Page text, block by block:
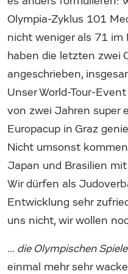
Olympia-Zyklus 101
nicht weniger als 71 im
haben die letzten zwei
angeschrieben,
Unser World-Tour-
von zwei Jahren super
Europacup in Graz
Nicht umsonst
Japan und Brasilien
Wir dürfen als
Entwicklung sehr
uns nicht, wir wollen
… die Olympischen
einmal mehr sehr